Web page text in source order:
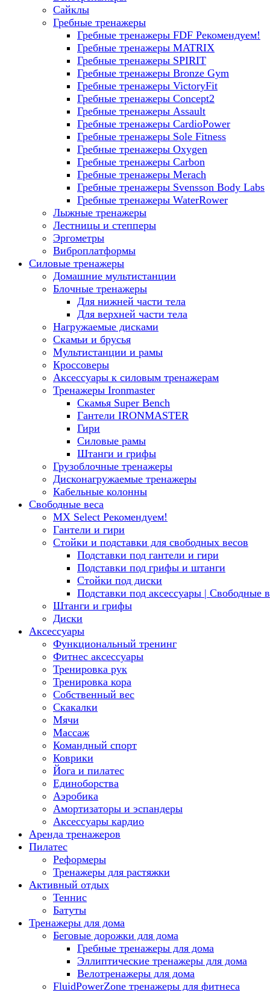
Сайклы
Гребные тренажеры
Гребные тренажеры FDF Рекомендуем!
Гребные тренажеры MATRIX
Гребные тренажеры SPIRIT
Гребные тренажеры Bronze Gym
Гребные тренажеры VictoryFit
Гребные тренажеры Concept2
Гребные тренажеры Assault
Гребные тренажеры CardioPower
Гребные тренажеры Sole Fitness
Гребные тренажеры Oxygen
Гребные тренажеры Carbon
Гребные тренажеры Merach
Гребные тренажеры Svensson Body Labs
Гребные тренажеры WaterRower
Лыжные тренажеры
Лестницы и степперы
Эргометры
Виброплатформы
Силовые тренажеры
Домашние мультистанции
Блочные тренажеры
Для нижней части тела
Для верхней части тела
Нагружаемые дисками
Скамьи и брусья
Мультистанции и рамы
Кроссоверы
Аксессуары к силовым тренажерам
Тренажеры Ironmaster
Скамья Super Bench
Гантели IRONMASTER
Гири
Силовые рамы
Штанги и грифы
Грузоблочные тренажеры
Дисконагружаемые тренажеры
Кабельные колонны
Свободные веса
MX Select Рекомендуем!
Гантели и гири
Стойки и подставки для свободных весов
Подставки под гантели и гири
Подставки под грифы и штанги
Стойки под диски
Подставки под аксессуары | Свободные
Штанги и грифы
Диски
Аксессуары
Функциональный тренинг
Фитнес аксессуары
Тренировка рук
Тренировка кора
Собственный вес
Скакалки
Мячи
Массаж
Командный спорт
Коврики
Йога и пилатес
Единоборства
Аэробика
Амортизаторы и эспандеры
Аксессуары кардио
Аренда тренажеров
Пилатес
Реформеры
Тренажеры для растяжки
Активный отдых
Теннис
Батуты
Тренажеры для дома
Беговые дорожки для дома
Гребные тренажеры для дома
Эллиптические тренажеры для дома
Велотренажеры для дома
FluidPowerZone тренажеры для фитнеса